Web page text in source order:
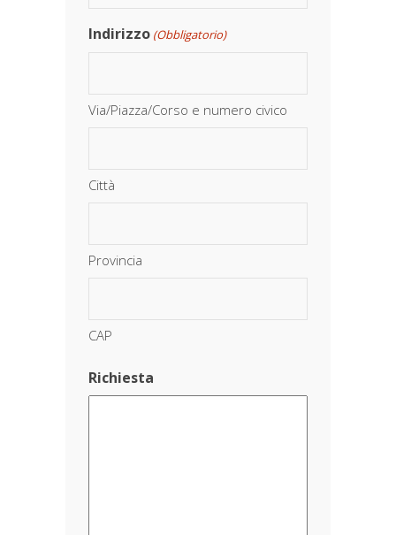
Indirizzo (Obbligatorio)
Via/Piazza/Corso e numero civico
Città
Provincia
CAP
Richiesta